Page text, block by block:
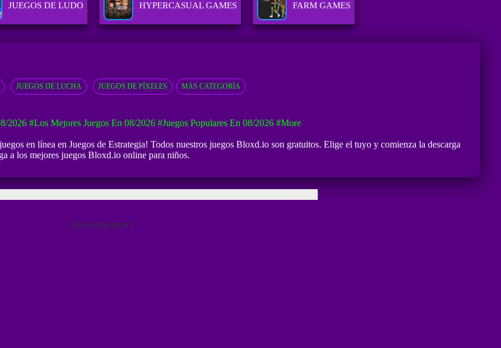
JUEGOS DE LUDO HYPERCASUAL GAMES FARM GAMES
JUEGOS DE LUCHA JUEGOS DE PÍXELES MÁS CATEGORÍA
2026 #Los Mejores Juegos En 08/2026 #Juegos Populares En 08/2026 #more
en línea en Juegos de Estrategia! Todos nuestros juegos Bloxd.io son gratuitos. Elige el tuyo y comienza la descarga
a los mejores juegos Bloxd.io online para niños.
ADVERTISEMENT